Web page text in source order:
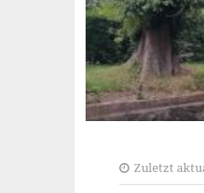
Zuletzt